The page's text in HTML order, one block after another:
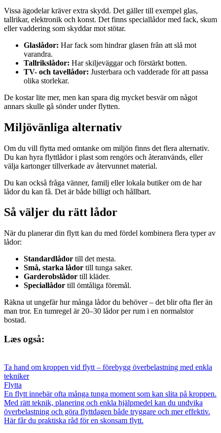
Vissa ägodelar kräver extra skydd. Det gäller till exempel glas,
tallrikar, elektronik och konst. Det finns speciallådor med fack, skum
eller vaddering som skyddar mot stötar.
Glaslådor: Har fack som hindrar glasen från att slå mot
varandra.
Tallrikslådor: Har skiljeväggar och förstärkt botten.
TV- och tavellådor: Justerbara och vadderade för att passa
olika storlekar.
De kostar lite mer, men kan spara dig mycket besvär om något
annars skulle gå sönder under flytten.
Miljövänliga alternativ
Om du vill flytta med omtanke om miljön finns det flera alternativ.
Du kan hyra flyttlådor i plast som rengörs och återanvänds, eller
välja kartonger tillverkade av återvunnet material.
Du kan också fråga vänner, familj eller lokala butiker om de har
lådor du kan få. Det är både billigt och hållbart.
Så väljer du rätt lådor
När du planerar din flytt kan du med fördel kombinera flera typer av
lådor:
Standardlådor till det mesta.
Små, starka lådor till tunga saker.
Garderobslådor till kläder.
Speciallådor till ömtåliga föremål.
Räkna ut ungefär hur många lådor du behöver – det blir ofta fler än
man tror. En tumregel är 20–30 lådor per rum i en normalstor
bostad.
Læs også:
Ta hand om kroppen vid flytt – förebygg överbelastning med enkla
tekniker
Flytta
En flytt innebär ofta många tunga moment som kan slita på kroppen.
Med rätt teknik, planering och enkla hjälpmedel kan du undvika
överbelastning och göra flyttdagen både tryggare och mer effektiv.
Här får du praktiska råd för en skonsam flytt.